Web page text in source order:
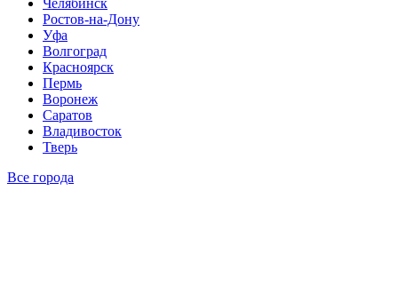
Челябинск
Ростов-на-Дону
Уфа
Волгоград
Красноярск
Пермь
Воронеж
Саратов
Владивосток
Тверь
Все города